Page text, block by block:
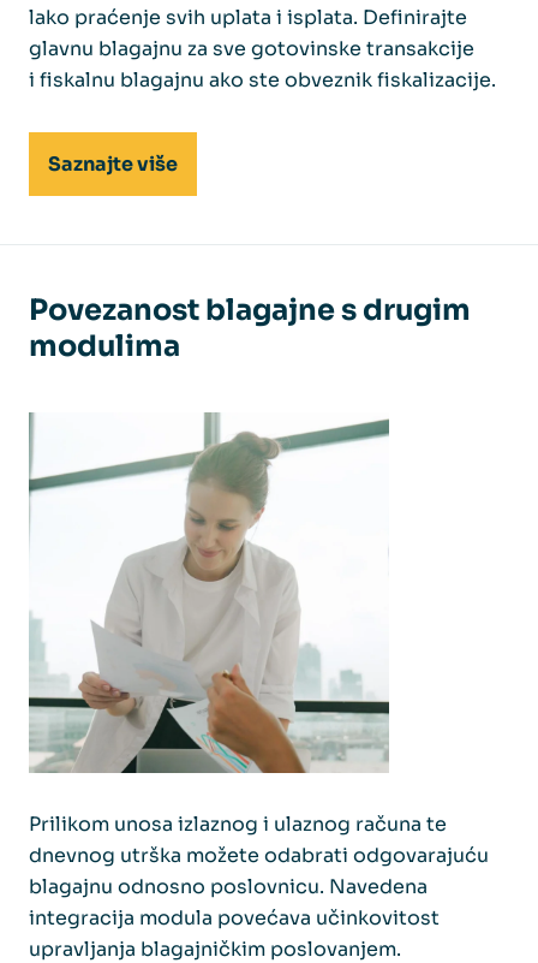
lako praćenje svih uplata i isplata. Definirajte
glavnu blagajnu za sve gotovinske transakcije
i fiskalnu blagajnu ako ste obveznik fiskalizacije.
Saznajte više
Povezanost blagajne s drugim
modulima
Prilikom unosa izlaznog i ulaznog računa te
dnevnog utrška možete odabrati odgovarajuću
blagajnu odnosno poslovnicu. Navedena
integracija modula povećava učinkovitost
upravljanja blagajničkim poslovanjem.